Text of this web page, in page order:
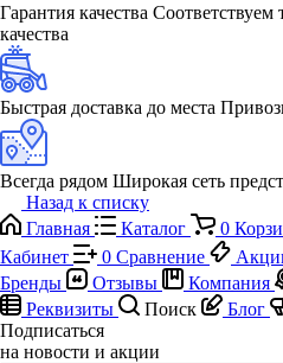
Гарантия качества Соответствуем
качества
Быстрая доставка до места
Всегда рядом Широкая сеть
Назад к списку
Главная
Каталог 0
Кабинет
0 Сравнение
Бренды
Отзывы Компания
Реквизиты
Поиск Блог
Подписаться
на новости и акции